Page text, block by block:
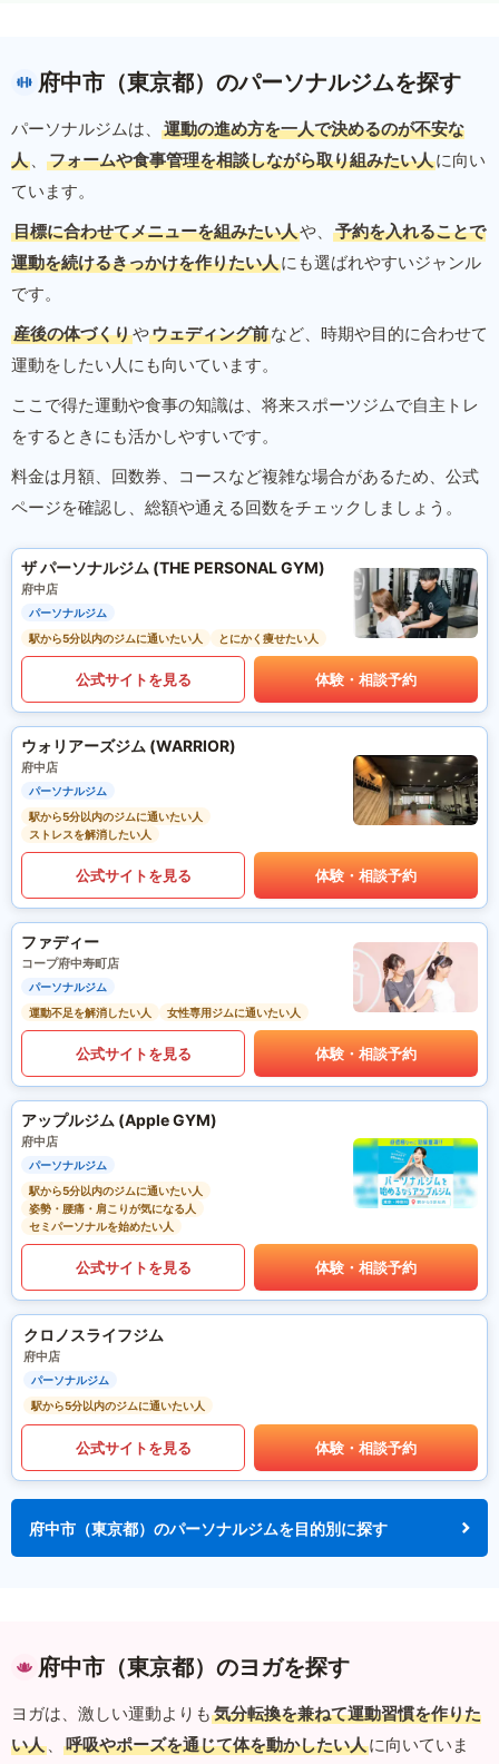
府中市（東京都）のパーソナルジムを探す
パーソナルジムは、
運動の進め方を一人で決めるのが不安な
人 、 フォームや食事管理を相談しながら取り組みたい人に向い
ています。
目標に合わせてメニューを組みたい人や、
予約を入れることで
運動を続けるきっかけを作りたい人にも選ばれやすいジャンル
です。
産後の体づくりやウェディング前など、時期や目的に合わせて
運動をしたい人にも向いています。
ここで得た運動や食事の知識は、将来スポーツジムで自主トレ
をするときにも活かしやすいです。
料金は月額、回数券、コースなど複雑な場合があるため、公式
ページを確認し、総額や通える回数をチェックしましょう。
ザ パーソナルジム (THE PERSONAL GYM)
府中店
パーソナルジム
駅から5分以内のジムに通いたい人
とにかく痩せたい人
公式サイトを見る 体験・相談予約
ウォリアーズジム (WARRIOR)
府中店
パーソナルジム
駅から5分以内のジムに通いたい人
ストレスを解消したい人
公式サイトを見る 体験・相談予約
ファディー
コープ府中寿町店
パーソナルジム
運動不足を解消したい人
女性専用ジムに通いたい人
公式サイトを見る 体験・相談予約
アップルジム (Apple GYM)
府中店
パーソナルジム
駅から5分以内のジムに通いたい人
姿勢・腰痛・肩こりが気になる人
セミパーソナルを始めたい人
公式サイトを見る 体験・相談予約
クロノスライフジム
府中店
パーソナルジム
駅から5分以内のジムに通いたい人
公式サイトを見る 体験・相談予約
府中市（東京都）のパーソナルジムを目的別に探す
府中市（東京都）のヨガを探す
ヨガは、激しい運動よりも 気分転換を兼ねて運動習慣を作りた
い人 、 呼吸やポーズを通じて体を動かしたい人に向いていま